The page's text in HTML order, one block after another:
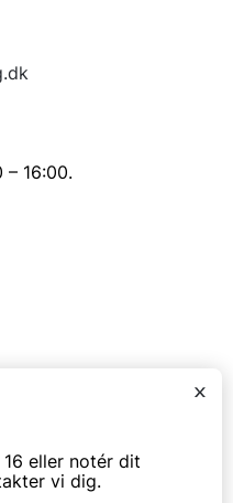
16:00.
x
eller notér dit
vi dig.